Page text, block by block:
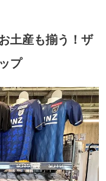
土産も揃う！ザ
プ